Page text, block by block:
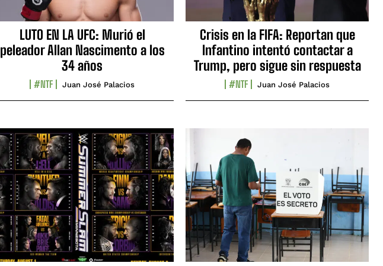
LUTO EN LA UFC: Murió el
peleador Allan Nascimento a los
34 años
#NTF Juan José Palacios
Crisis en la FIFA: Reportan que
Infantino intentó contactar a
Trump, pero sigue sin respuesta
#NTF Juan José Palacios